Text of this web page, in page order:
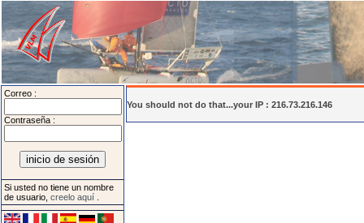
Correo :
Contraseña :
Si usted no tiene un nombre
de usuario, creelo aquí
You should not do that...your IP : 216.73.216.146